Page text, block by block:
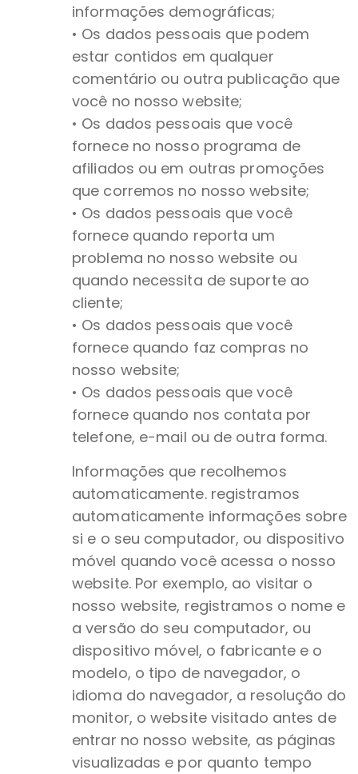
informações demográficas;
• Os dados pessoais que podem
estar contidos em qualquer
comentário ou outra publicação que
você no nosso website;
• Os dados pessoais que você
fornece no nosso programa de
afiliados ou em outras promoções
que corremos no nosso website;
• Os dados pessoais que você
fornece quando reporta um
problema no nosso website ou
quando necessita de suporte ao
cliente;
• Os dados pessoais que você
fornece quando faz compras no
nosso website;
• Os dados pessoais que você
fornece quando nos contata por
telefone, e-mail ou de outra forma.
Informações que recolhemos
automaticamente. registramos
automaticamente informações sobre
si e o seu computador, ou dispositivo
móvel quando você acessa o nosso
website. Por exemplo, ao visitar o
nosso website, registramos o nome e
a versão do seu computador, ou
dispositivo móvel, o fabricante e o
modelo, o tipo de navegador, o
idioma do navegador, a resolução do
monitor, o website visitado antes de
entrar no nosso website, as páginas
visualizadas e por quanto tempo